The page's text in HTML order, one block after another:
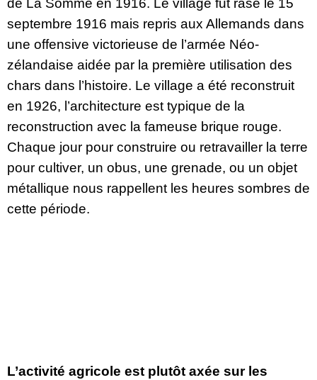
de La Somme en 1916. Le village fut rasé le 15
septembre 1916 mais repris aux Allemands dans
une offensive victorieuse de l’armée Néo-
zélandaise aidée par la première utilisation des
chars dans l’histoire. Le village a été reconstruit
en 1926, l’architecture est typique de la
reconstruction avec la fameuse brique rouge.
Chaque jour pour construire ou retravailler la terre
pour cultiver, un obus, une grenade, ou un objet
métallique nous rappellent les heures sombres de
cette période.
L’activité agricole est plutôt axée sur les